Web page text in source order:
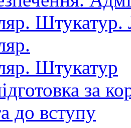
Штукатур.
Штукатур
за
до вступу